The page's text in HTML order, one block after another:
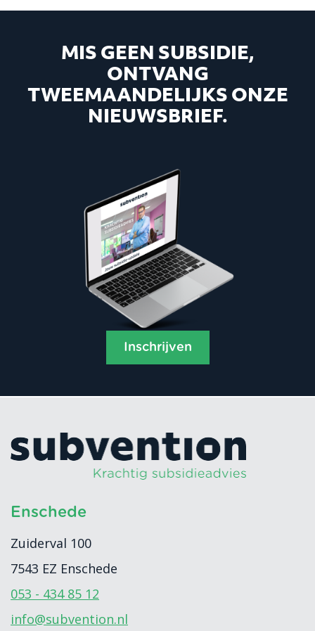
MIS GEEN SUBSIDIE,
ONTVANG
TWEEMAANDELIJKS ONZE
NIEUWSBRIEF.
Inschrijven
Enschede
Zuiderval 100
7543 EZ Enschede
053 - 434 85 12
info@subvention.nl